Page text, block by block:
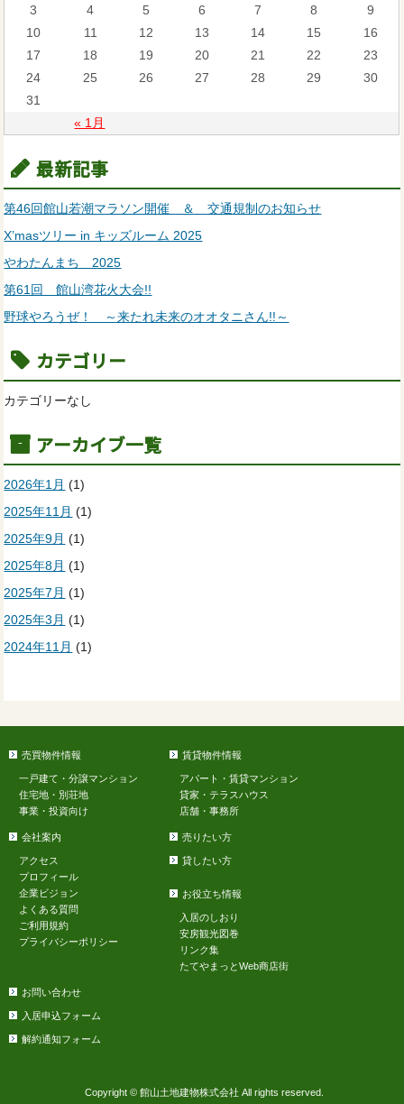
« 1月
3
4 5 6 7 8
9
10
11 12 13 14 15
16
17
18 19 20 21 22
23
24
25 26 27 28 29
30
31
最新記事
第46回館山若潮マラソン開催 ＆ 交通規制のお知らせ
X’masツリー in キッズルーム 2025
やわたんまち 2025
第61回 館山湾花火大会!!
野球やろうぜ！ ～来たれ未来のオオタニさん!!～
カテゴリー
カテゴリーなし
アーカイブ一覧
2026年1月 (1)
2025年11月 (1)
2025年9月 (1)
2025年8月 (1)
2025年7月 (1)
2025年3月 (1)
2024年11月 (1)
売買物件情報
一戸建て・分譲マンション
住宅地・別荘地
事業・投資向け
賃貸物件情報
アパート・賃貸マンション
貸家・テラスハウス
店舗・事務所
会社案内
アクセス
プロフィール
企業ビジョン
よくある質問
ご利用規約
プライバシーポリシー
売りたい方
貸したい方
お役立ち情報
入居のしおり
安房観光図巻
リンク集
たてやまっとWeb商店街
お問い合わせ
入居申込フォーム
解約通知フォーム
Copyright © 館山土地建物株式会社 All rights reserved.